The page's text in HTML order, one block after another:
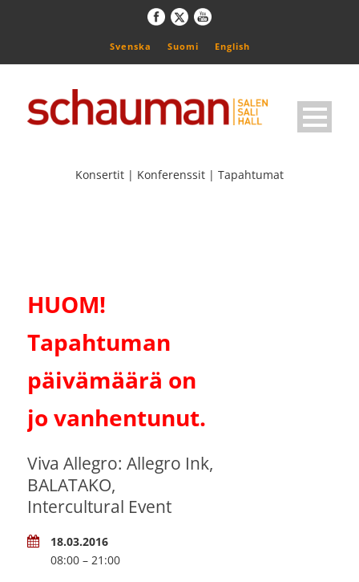
Svenska Suomi English
Konsertit | Konferenssit | Tapahtumat
HUOM!
Tapahtuman
päivämäärä on
jo vanhentunut.
Viva Allegro: Allegro Ink,
BALATAKO,
Intercultural Event
18.03.2016
08:00 – 21:00